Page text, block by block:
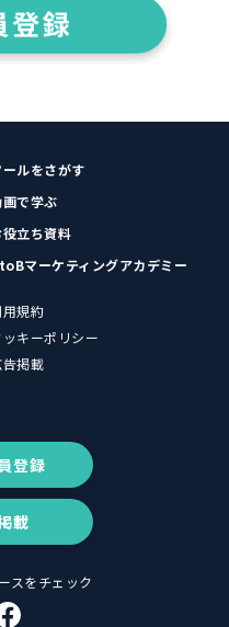
ールをさがす
で学ぶ
役立ち資料
マーケティングアカデミー
規約
ッキーポリシー
告掲載
登録
載
スをチェック